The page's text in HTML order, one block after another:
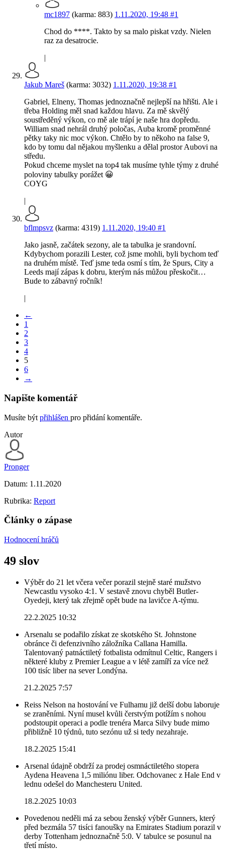
mc1897 (karma: 883) 1.11.2020, 19:48 #1
Chod do ****. Takto by sa malo piskat vzdy. Nielen
raz za desatrocie.
|
Jakub Mareš (karma: 3032) 1.11.2020, 19:38 #1
Gabriel, Elneny, Thomas jednoznačně nejlepší na hřišti. Ale i
třeba Holding měl snad každou hlavu. Za mě skvělý
soustředěný výkon, co mě ale trápí je naše hra dopředu.
William snad nehrál druhý poločas, Auba kromě proměnné
pětky taky nic moc výkon. Chtělo by to někoho na false 9,
kdo by tomu dal nějakou myšlenku a dělal prostor Aubovi na
středu.
Pokud chceme myslet na top4 tak musíme tyhle týmy z druhé
poloviny tabulky porážet 😀
COYG
|
bflmpsvz (karma: 4319) 1.11.2020, 19:40 #1
Jako jasně, začátek sezony, ale ta tabulka je srandovní.
Kdybychom porazili Lester, což jsme mohli, byli bychom teď
na druhém místě. Teď jsme teda osmí s tím, že Spurs, City a
Leeds mají zápas k dobru, kterým nás můžou přeskočit…
Bude to zábavný ročník!
|
←
1
2
3
4
5
6
→
Napište komentář
Musíte být přihlášen pro přidání komentáře.
Autor
Pronger
Datum: 1.11.2020
Rubrika: Report
Články o zápase
Hodnocení hráčů
49 slov
Výběr do 21 let včera večer porazil stejně staré mužstvo
Newcastlu vysoko 4:1. V sestavě znovu chyběl Butler-
Oyedeji, který tak zřejmě opět bude na lavičce A-týmu.
22.2.2025 10:32
Arsenalu se podařilo získat ze skotského St. Johnstone
obránce či defenzivního záložníka Callana Hamilla.
Talentovaný patnáctiletý fotbalista odmítnul Celtic, Rangers i
některé kluby z Premier League a v létě zamíří za více než
100 tisíc liber na sever Londýna.
21.2.2025 7:57
Reiss Nelson na hostování ve Fulhamu již delší dobu laboruje
se zraněními. Nyní musel kvůli čerstvým potížím s nohou
podstoupit operaci a podle trenéra Marca Silvy bude mimo
přibližně 10 týdnů, tuto sezónu už si tedy nezahraje.
18.2.2025 15:41
Arsenal údajně obdrží za prodej osmnáctiletého stopera
Aydena Heavena 1,5 miliónu liber. Odchovanec z Hale End v
lednu odešel do Manchesteru United.
18.2.2025 10:03
Povedenou neděli má za sebou ženský výběr Gunners, který
před bezmála 57 tisíci fanoušky na Emirates Stadium porazil v
derby Tottenham jednoznačně 5:0. V tabulce se posunul na
třetí místo.